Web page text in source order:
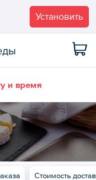
Установить
и время
Стоимость